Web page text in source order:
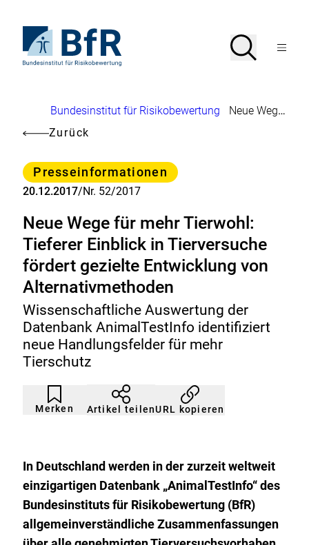
Seiteninhalt
springenStartseite
von
Suche
SucheMenü
Brotkrumennavigation
Bundesinstitut für Risikobewertung
Neue Wege für mehr Tierwohl: Tieferer Einblick in Tierversuche fördert gezielte Entwicklung von Alternativmethoden
Zurück
Kategorie
Presseinformationen
20.12.2017/Nr. 52/2017
Neue Wege für mehr Tierwohl:
Tieferer Einblick in Tierversuche
fördert gezielte Entwicklung von
Alternativmethoden
Wissenschaftliche Auswertung der
Datenbank AnimalTestInfo identifiziert
neue Handlungsfelder für mehr
Tierschutz
Merken
Artikel
nicht
gemerkt
Durch
Klicken
der
Artikel teilenURL kopieren
In Deutschland werden in der zurzeit weltweit
einzigartigen Datenbank „AnimalTestInfo“ des
Bundesinstituts für Risikobewertung (BfR)
allgemeinverständliche Zusammenfassungen